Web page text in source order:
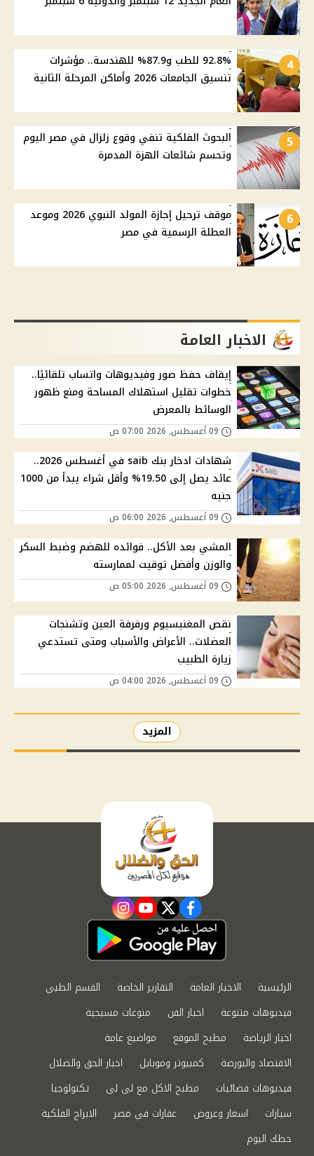
4
92.8% للطب و87.9% للهندسة.. مؤشرات
تنسيق الجامعات 2026 وأماكن المرحلة الثانية
5
البحوث الفلكية تنفي وقوع زلزال في مصر اليوم
وتحسم شائعات الهزة المدمرة
6
موقف ترحيل إجازة المولد النبوي 2026 وموعد
العطلة الرسمية في مصر
الاخبار العامة
إيقاف حفظ صور وفيديوهات واتساب تلقائيًا..
خطوات تقليل استهلاك المساحة ومنع ظهور
الوسائط بالمعرض
شهادات ادخار بنك saib في أغسطس 2026..
عائد يصل إلى 19.50% وأقل شراء يبدأ من 1000
جنيه
المشي بعد الأكل.. فوائده للهضم وضبط السكر
والوزن وأفضل توقيت لممارسته
نقص المغنيسيوم ورفرفة العين وتشنجات
العضلات.. الأعراض والأسباب ومتى تستدعي
زيارة الطبيب
المزيد
facebook
twitter
youtube
instagram
الرئيسية الاخبار العامة التقارير الخاصة
القسم الطبي
فيديوهات متنوعة
اخبار الفن
منوعات مسيحية
اخبار الرياضة
مطبخ الموقع
مواضيع عامة
الاقتصاد والبورصة
كمبيوتر وموبايل
اخبار الحق والضلال
فيديوهات فضائيات
مطبخ الاكل مع لى لى
تكنولوجيا
سيارات
اسعار وعروض عقارات في مصر
الابراج الفلكية
حظك اليوم